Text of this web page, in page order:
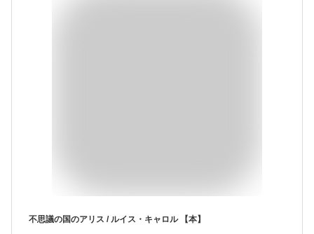
不思議の国のアリス / ルイス・キャロル 【本】